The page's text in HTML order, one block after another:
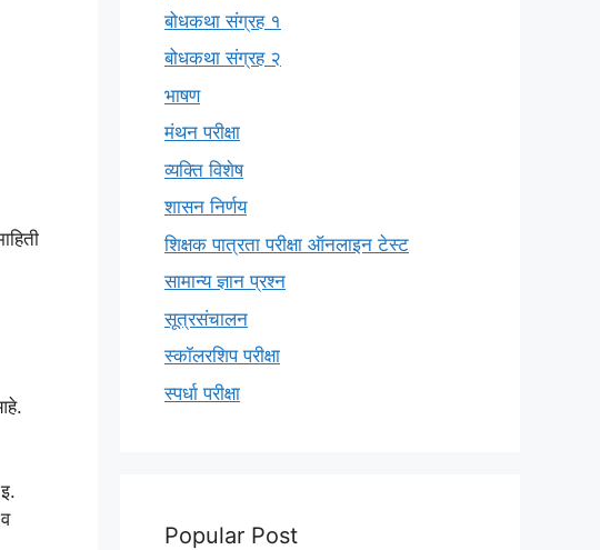
बोधकथा संग्रह १
बोधकथा संग्रह २
भाषण
मंथन परीक्षा
व्यक्ति विशेष
शासन निर्णय
शिक्षक पात्रता परीक्षा ऑनलाइन टेस्ट
सामान्य ज्ञान प्रश्न
सूत्रसंचालन
स्कॉलरशिप परीक्षा
स्पर्धा परीक्षा
Popular Post